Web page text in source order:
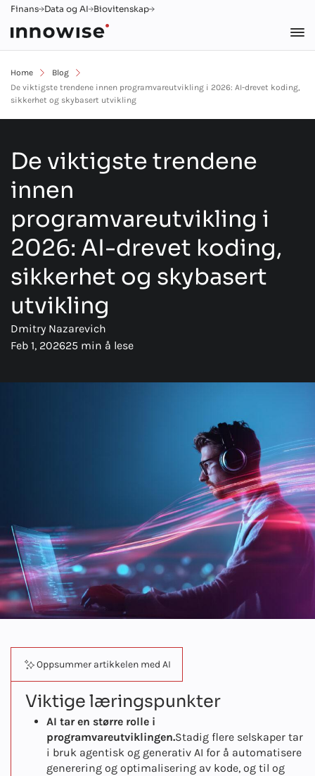
Finans Data og AI Biovitenskap
Home
Blog
De viktigste trendene innen programvareutvikling i 2026: AI-drevet koding,
sikkerhet og skybasert utvikling
De viktigste trendene
innen
programvareutvikling i
2026: AI-drevet koding,
sikkerhet og skybasert
utvikling
Dmitry Nazarevich
Feb 1, 202625 min å lese
Oppsummer artikkelen med AI
Viktige læringspunkter
AI tar en større rolle i
programvareutviklingen.Stadig flere selskaper tar
i bruk agentisk og generativ AI for å automatisere
generering og optimalisering av kode, og til og